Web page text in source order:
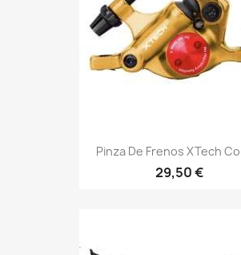
Pinza De Frenos XTech
29,50 €